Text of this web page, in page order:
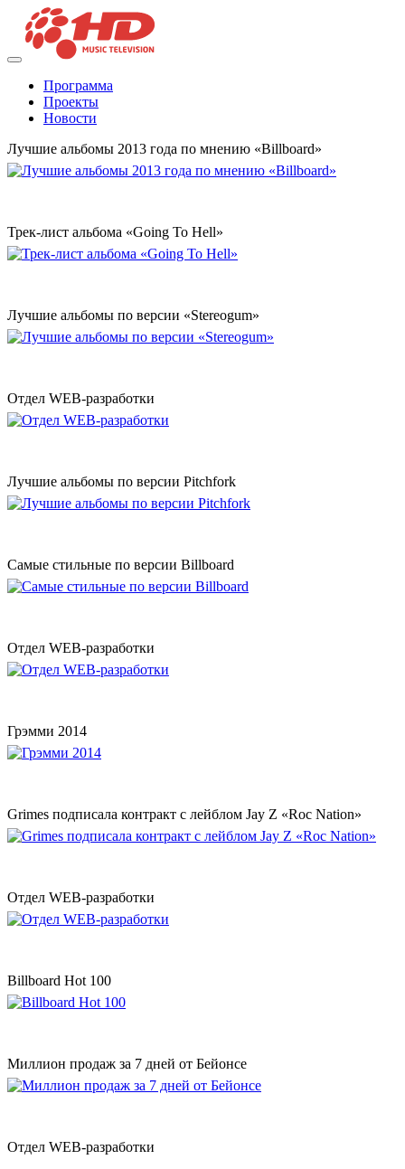
Программа
Проекты
Новости
Лучшие альбомы 2013 года по мнению «Billboard»
Трек-лист альбома «Going To Hell»
Лучшие альбомы по версии «Stereogum»
Отдел WEB-разработки
Лучшие альбомы по версии Pitchfork
Самые стильные по версии Billboard
Отдел WEB-разработки
Грэмми 2014
Grimes подписала контракт с лейблом Jay Z «Roc Nation»
Отдел WEB-разработки
Billboard Hot 100
Миллион продаж за 7 дней от Бейонсе
Отдел WEB-разработки